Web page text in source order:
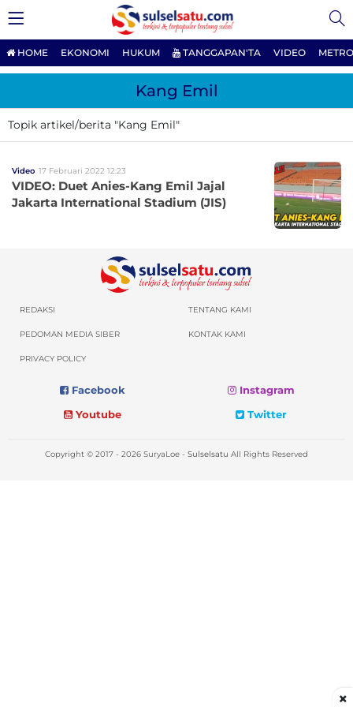
HOME EKONOMI HUKUM TANGGAPAN'TA VIDEO
Kang Emil
Topik artikel/berita "Kang Emil"
Video 17 Februari 2022 12:23
VIDEO: Duet Anies-Kang Emil Jajal
Jakarta International Stadium (JIS)
REDAKSI TENTANG KAMI
PEDOMAN MEDIA SIBER KONTAK KAMI
PRIVACY POLICY
Facebook
Instagram
Youtube
Twitter
Copyright © 2017 - 2026 SuryaLoe - Sulselsatu All Rights Reserved
×